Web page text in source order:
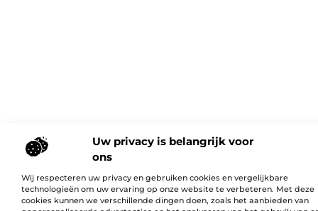
Uw privacy is belangrijk voor
ons
Wij respecteren uw privacy en gebruiken cookies en vergelijkbare
technologieën om uw ervaring op onze website te verbeteren. Met deze
cookies kunnen we verschillende dingen doen, zoals het aanbieden van